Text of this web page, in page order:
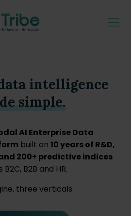
intelligence
simple.
AI Enterprise Data
built on 10 years of R&D,
200+ predictive indices
B2C, B2B and HR.
three verticals.